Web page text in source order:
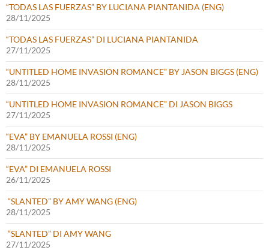
“TODAS LAS FUERZAS” BY LUCIANA PIANTANIDA (ENG)
28/11/2025
“TODAS LAS FUERZAS” DI LUCIANA PIANTANIDA
27/11/2025
“UNTITLED HOME INVASION ROMANCE” BY JASON BIGGS (ENG)
28/11/2025
“UNTITLED HOME INVASION ROMANCE” DI JASON BIGGS
27/11/2025
“EVA” BY EMANUELA ROSSI (ENG)
28/11/2025
“EVA” DI EMANUELA ROSSI
26/11/2025
“SLANTED” BY AMY WANG (ENG)
28/11/2025
“SLANTED” DI AMY WANG
27/11/2025